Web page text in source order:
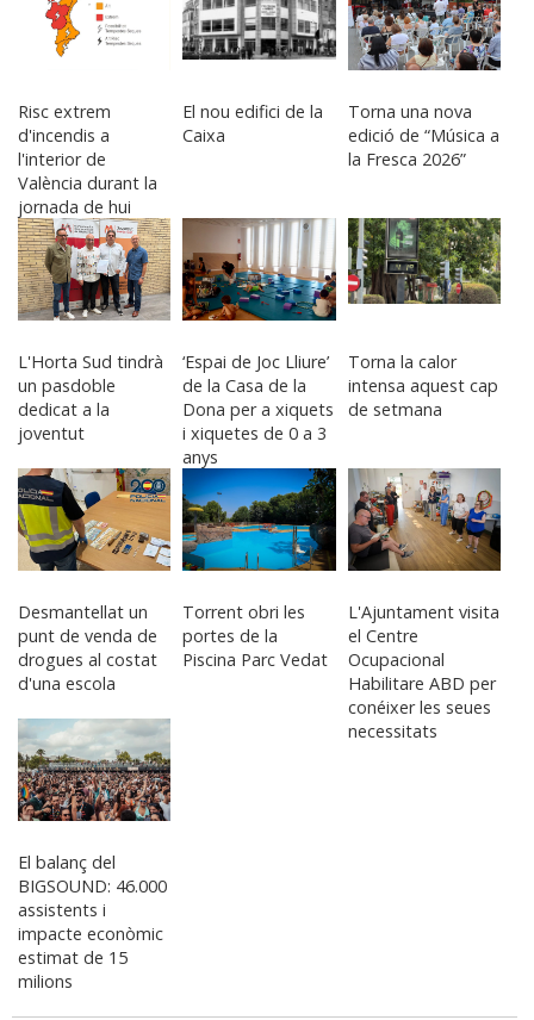
Risc extrem
d'incendis a
l'interior de
València durant la
jornada de hui
El nou edifici de la
Caixa
Torna una nova
edició de “Música a
la Fresca 2026”
L'Horta Sud tindrà
un pasdoble
dedicat a la
joventut
‘Espai de Joc Lliure’
de la Casa de la
Dona per a xiquets
i xiquetes de 0 a 3
anys
Torna la calor
intensa aquest cap
de setmana
Desmantellat un
punt de venda de
drogues al costat
d'una escola
Torrent obri les
portes de la
Piscina Parc Vedat
L'Ajuntament visita
el Centre
Ocupacional
Habilitare ABD per
conéixer les seues
necessitats
El balanç del
BIGSOUND: 46.000
assistents i
impacte econòmic
estimat de 15
milions